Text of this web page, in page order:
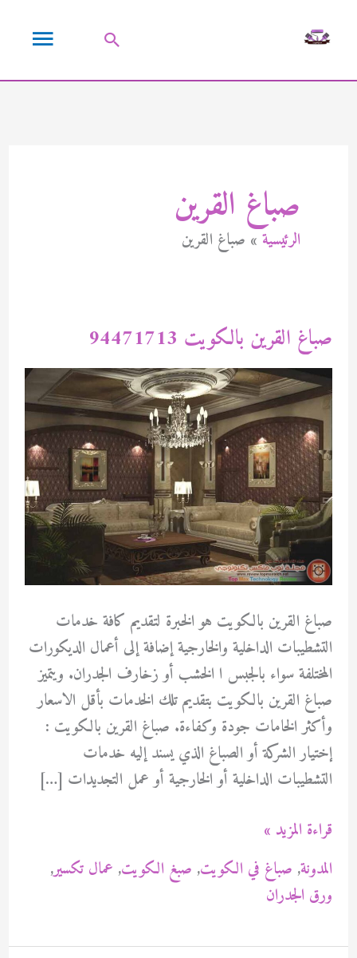
القائمة
البحث
صباغ القرين
الرئيسية صباغ القرين
صباغ القرين بالكويت 94471713
صباغ القرين بالكويت هو الخبرة لتقديم كافة خدمات
التشطيبات الداخلية والخارجية إضافة إلى أعمال الديكورات
المختلفة سواء بالجبس ا الخشب أو زخارف الجدران. ويتميز
صباغ القرين بالكويت بتقديم تلك الخدمات بأقل الاسعار
وأكثر الخامات جودة وكفاءة. صباغ القرين بالكويت :
إختيار الشركة أو الصباغ الذي يسند إليه خدمات
التشطيبات الداخلية أو الخارجية أو عمل التجديدات […]
صباغ
القرين
بالكويت
94471713
قراءة المزيد »
المدونة, صباغ في الكويت, صبغ الكويت, عمال تكسير,
ورق الجدران